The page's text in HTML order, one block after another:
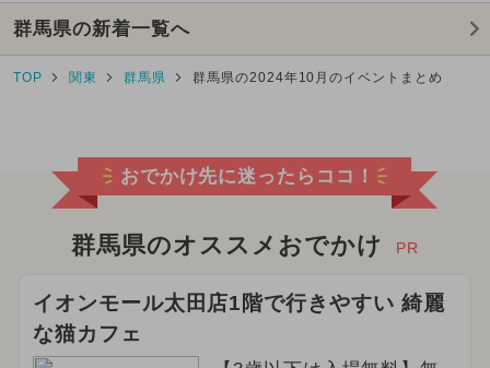
群馬県の新着一覧へ
TOP 関東 群馬県 群馬県の2024年10月のイベントまとめ
おでかけ先に迷ったらココ！
群馬県のオススメおでかけ PR
イオンモール太田店1階で行きやすい 綺麗
な猫カフェ